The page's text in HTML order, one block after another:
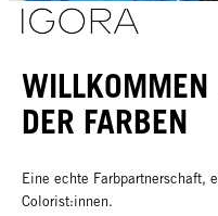
WILLKOMMEN
DER FARBEN
Eine echte Farbpartnerschaft,
Colorist:innen.